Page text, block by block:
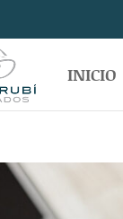
INICIO